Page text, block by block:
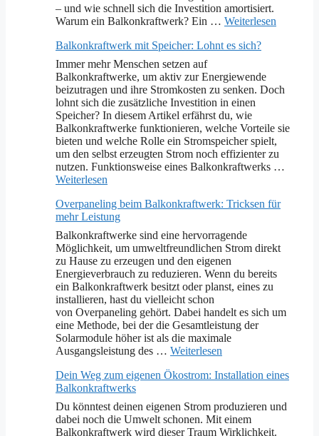
– und wie schnell sich die Investition amortisiert.
Warum ein Balkonkraftwerk? Ein … Weiterlesen
Balkonkraftwerk mit Speicher: Lohnt es sich?
Immer mehr Menschen setzen auf
Balkonkraftwerke, um aktiv zur Energiewende
beizutragen und ihre Stromkosten zu senken. Doch
lohnt sich die zusätzliche Investition in einen
Speicher? In diesem Artikel erfährst du, wie
Balkonkraftwerke funktionieren, welche Vorteile sie
bieten und welche Rolle ein Stromspeicher spielt,
um den selbst erzeugten Strom noch effizienter zu
nutzen. Funktionsweise eines Balkonkraftwerks …
Weiterlesen
Overpaneling beim Balkonkraftwerk: Tricksen für
mehr Leistung
Balkonkraftwerke sind eine hervorragende
Möglichkeit, um umweltfreundlichen Strom direkt
zu Hause zu erzeugen und den eigenen
Energieverbrauch zu reduzieren. Wenn du bereits
ein Balkonkraftwerk besitzt oder planst, eines zu
installieren, hast du vielleicht schon
von Overpaneling gehört. Dabei handelt es sich um
eine Methode, bei der die Gesamtleistung der
Solarmodule höher ist als die maximale
Ausgangsleistung des … Weiterlesen
Dein Weg zum eigenen Ökostrom: Installation eines
Balkonkraftwerks
Du könntest deinen eigenen Strom produzieren und
dabei noch die Umwelt schonen. Mit einem
Balkonkraftwerk wird dieser Traum Wirklichkeit.